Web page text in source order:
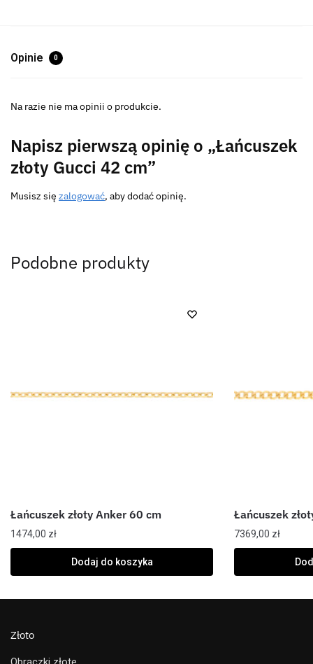
Opinie 0
Na razie nie ma opinii o produkcie.
Napisz pierwszą opinię o „Łańcuszek
złoty Gucci 42 cm”
Musisz się zalogować, aby dodać opinię.
Podobne produkty
Łańcuszek złoty Anker 60 cm
1474,00 zł
Dodaj do koszyka
Łańcuszek
7369,00 zł
Złoto